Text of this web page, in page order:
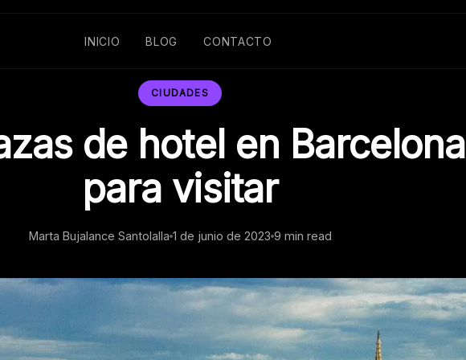
INICIO BLOG CONTACTO
CIUDADES
de hotel en Barcelona
para visitar
Marta Bujalance Santolalla 1 de junio de 2023 9 min read